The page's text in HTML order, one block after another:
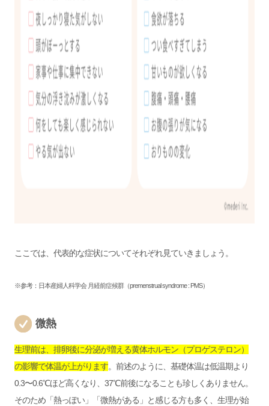
ここでは、代表的な症状についてそれぞれ見ていきましょう。
※参考： 日本産婦人科学会 月経前症候群（premenstrual syndrome : PMS）
微熱
生理前は、排卵後に分泌が増える黄体ホルモン（プロゲステロン）
の影響で体温が上がります。前述のように、基礎体温は低温期より
0.3〜0.6℃ほど高くなり、37℃前後になることも珍しくありません。
そのため「熱っぽい」「微熱がある」と感じる方も多く、生理が始